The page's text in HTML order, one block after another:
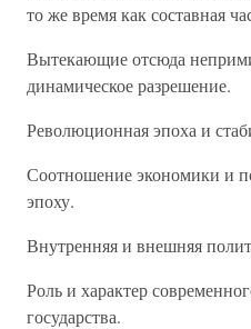
то же время как составная
Вытекающие отсюда
динамическое разрешение.
Революционная эпоха и
Соотношение экономики и
эпоху.
Внутренняя и внешняя
Роль и характер
государства.